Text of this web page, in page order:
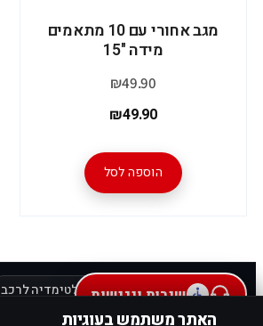
מגב אחורי עם 10 מתאמים
מידה "15
₪49.90
₪49.90
הוספה לסל
האתר משתמש בעוגיות
מוצרים מובילים: מולטימדיה לרכבשירות ונגישות